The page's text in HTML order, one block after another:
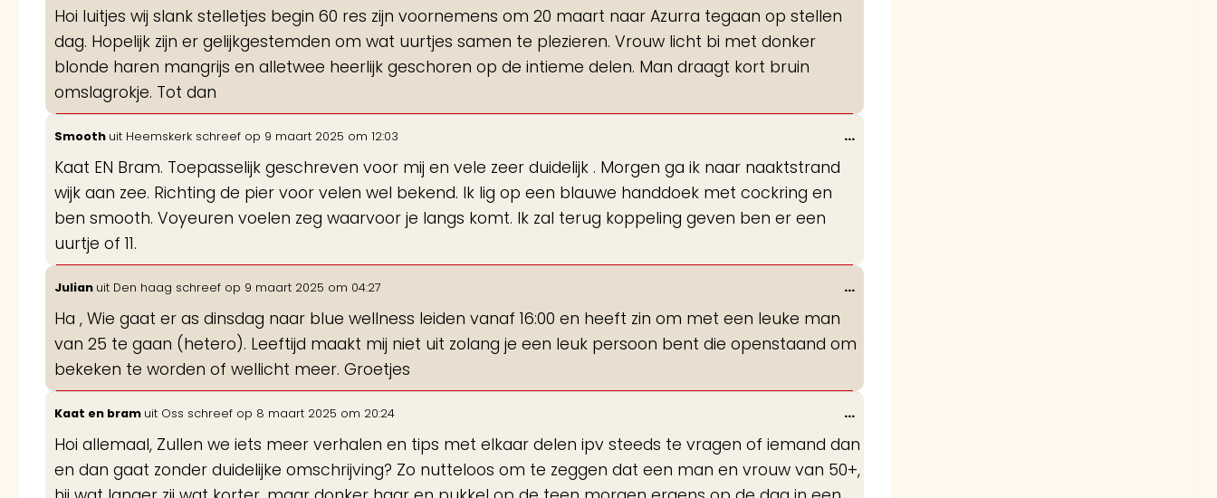
Hoi luitjes wij slank stelletjes begin 60 res zijn voornemens om 20 maart naar Azurra tegaan op stellen
dag. Hopelijk zijn er gelijkgestemden om wat uurtjes samen te plezieren. Vrouw licht bi met donker
blonde haren mangrijs en alletwee heerlijk geschoren op de intieme delen. Man draagt kort bruin
omslagrokje. Tot dan
Smooth uit Heemskerk schreef op 9 maart 2025 om 12:03
Kaat EN Bram. Toepasselijk geschreven voor mij en vele zeer duidelijk . Morgen ga ik naar naaktstrand
wijk aan zee. Richting de pier voor velen wel bekend. Ik lig op een blauwe handdoek met cockring en
ben smooth. Voyeuren voelen zeg waarvoor je langs komt. Ik zal terug koppeling geven ben er een
uurtje of 11.
...Wissel
Julian uit Den haag schreef op 9 maart 2025 om 04:27
Ha , Wie gaat er as dinsdag naar blue wellness leiden vanaf 16:00 en heeft zin om met een leuke man
van 25 te gaan (hetero). Leeftijd maakt mij niet uit zolang je een leuk persoon bent die openstaand om
bekeken te worden of wellicht meer. Groetjes
...Wissel
Kaat en bram uit Oss schreef op 8 maart 2025 om 20:24
Hoi allemaal, Zullen we iets meer verhalen en tips met elkaar delen ipv steeds te vragen of iemand dan
en dan gaat zonder duidelijke omschrijving? Zo nutteloos om te zeggen dat een man en vrouw van 50+,
...Wissel
metabox.